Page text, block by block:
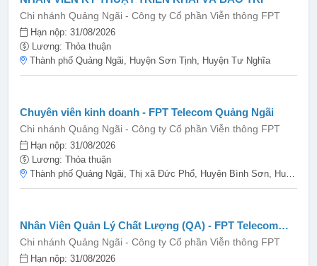
Chi nhánh Quảng Ngãi - Công ty Cổ phần Viễn thông FPT
Hạn nộp: 31/08/2026
Lương: Thỏa thuận
Thành phố Quảng Ngãi, Huyện Sơn Tịnh, Huyện Tư Nghĩa
Chuyên viên kinh doanh - FPT Telecom Quảng Ngãi
Chi nhánh Quảng Ngãi - Công ty Cổ phần Viễn thông FPT
Hạn nộp: 31/08/2026
Lương: Thỏa thuận
Thành phố Quảng Ngãi, Thị xã Đức Phổ, Huyện Bình Sơn, Huyện Mộ Đức, Huyện Tư Nghĩa
Nhân Viên Quản Lý Chất Lượng (QA) - FPT Telecom
Quảng Ngãi
Chi nhánh Quảng Ngãi - Công ty Cổ phần Viễn thông FPT
Hạn nộp: 31/08/2026